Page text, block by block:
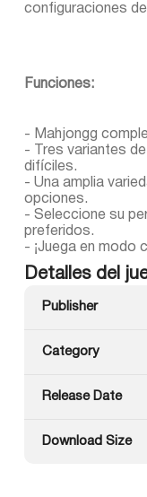
configuraciones
Funciones:
- Mahjongg
- Tres variantes
difíciles.
- Una amplia
opciones.
- Seleccione su
preferidos.
- ¡Juega en modo
Detalles del
Publisher
Category
Release Date
Download Size